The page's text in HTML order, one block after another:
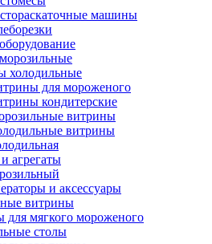
машины
холодильные
для мороженого
кондитерские
витрины
витрины
агрегаты
и аксессуары
витрины
для мягкого мороженого
столы